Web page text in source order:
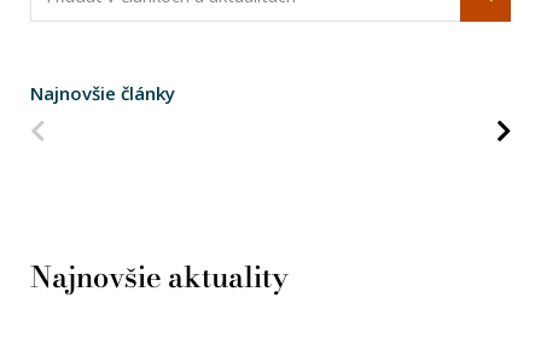
Najnovšie články
Najnovšie aktuality